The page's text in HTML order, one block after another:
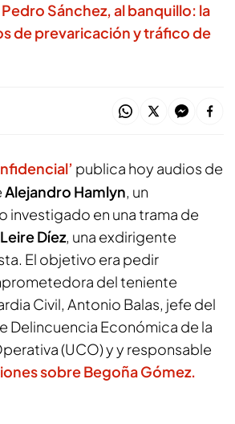
Sánchez, al banquillo: la
de prevaricación y tráfico de
publica hoy audios de
Alejandro Hamlyn, un
investigado en una trama de
Leire Díez, una exdirigente
El objetivo era pedir
del teniente
Civil, Antonio Balas, jefe del
Delincuencia Económica de la
(UCO) y y responsable
sobre Begoña Gómez.